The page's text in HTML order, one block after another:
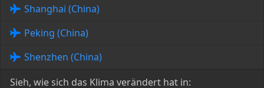
Shanghai (China)
Peking (China)
Shenzhen (China)
Sieh, wie sich das Klima verändert hat in: